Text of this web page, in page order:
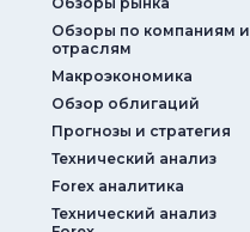
Обзоры по компаниям и
отраслям
Макроэкономика
Обзор облигаций
Прогнозы и стратегия
Технический анализ
Forex аналитика
Технический анализ